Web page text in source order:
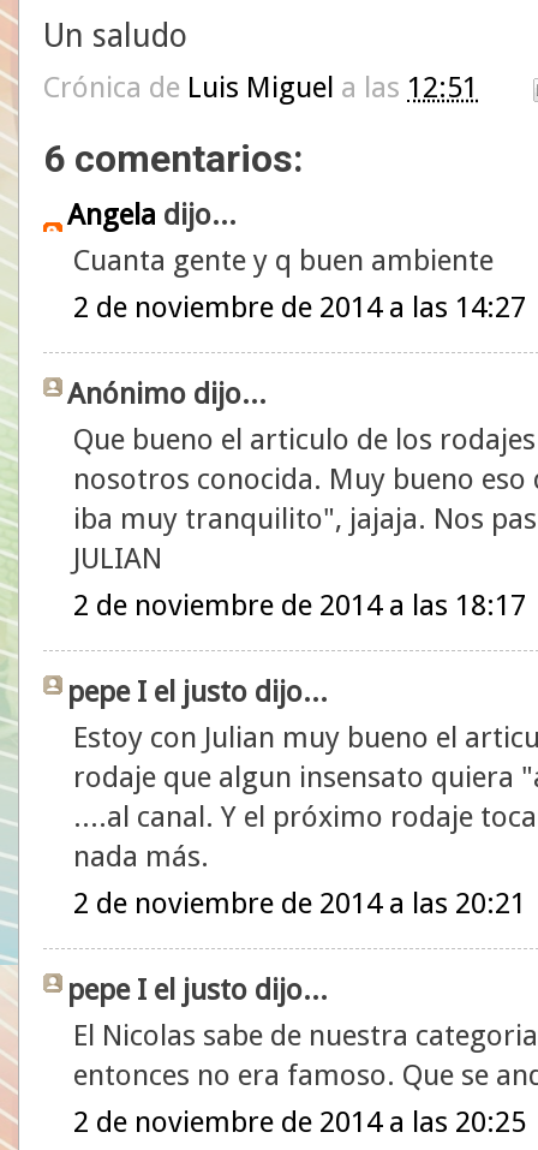
Un saludo
Crónica de Luis Miguel a las 12:51
6 comentarios:
Angela dijo...
Cuanta gente y q buen ambiente
2 de noviembre de 2014 a las 14:27
Anónimo dijo...
Que bueno el articulo de los
nosotros conocida. Muy bueno
iba muy tranquilito", jajaja. Nos
JULIAN
2 de noviembre de 2014 a las 18:17
pepe I el justo dijo...
Estoy con Julian muy bueno el
rodaje que algun insensato quiera
....al canal. Y el próximo rodaje
nada más.
2 de noviembre de 2014 a las 20:21
pepe I el justo dijo...
El Nicolas sabe de nuestra
entonces no era famoso. Que se
2 de noviembre de 2014 a las 20:25